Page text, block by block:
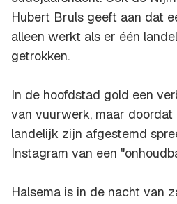
Hubert Bruls geeft aan dat
alleen werkt als er één
getrokken.
In de hoofdstad gold een
van vuurwerk, maar doordat
landelijk zijn afgestemd
Instagram van een
Halsema is in de nacht van